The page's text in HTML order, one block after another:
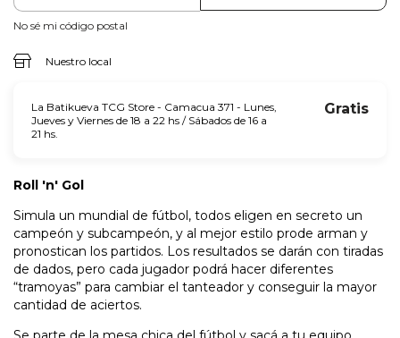
No sé mi código postal
Nuestro local
La Batikueva TCG Store - Camacua 371 - Lunes,
Jueves y Viernes de 18 a 22 hs / Sábados de 16 a
21 hs.
Gratis
Roll 'n' Gol
Simula un mundial de fútbol, todos eligen en secreto un
campeón y subcampeón, y al mejor estilo prode arman y
pronostican los partidos. Los resultados se darán con tiradas
de dados, pero cada jugador podrá hacer diferentes
“tramoyas” para cambiar el tanteador y conseguir la mayor
cantidad de aciertos.